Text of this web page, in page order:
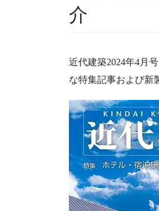
介
近代建築2024年4月
な特集記事および新